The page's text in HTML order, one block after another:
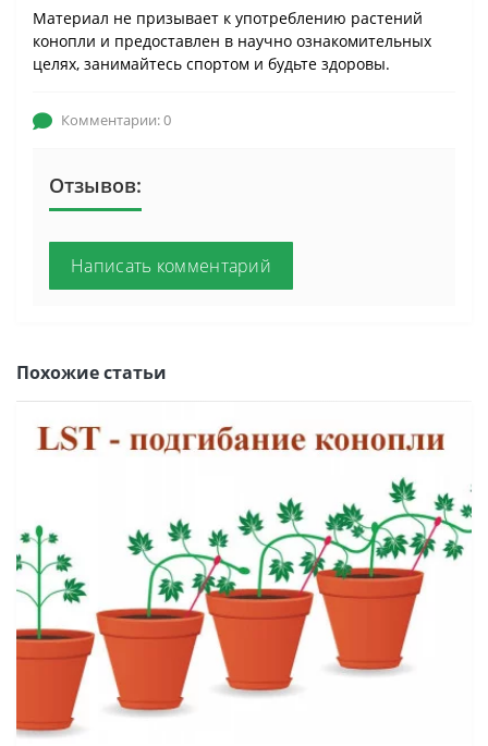
Материал не призывает к употреблению растений
конопли и предоставлен в научно ознакомительных
целях, занимайтесь спортом и будьте здоровы.
Комментарии: 0
Отзывов:
Написать комментарий
Похожие статьи